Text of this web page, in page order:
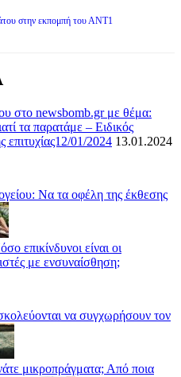
στην εκπομπή του ΑΝΤ1
στο newsbomb.gr με θέμα:
τα παρατάμε – Ειδικός
επιτυχίας12/01/2024 13.01.2024
Να τα οφέλη της έκθεσης
επικίνδυνοι είναι οι
με ενσυναίσθηση;
να συγχωρήσουν τον
μικροπράγματα; Από ποια